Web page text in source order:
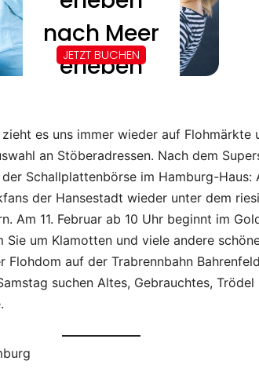
es uns immer wieder auf Flohmärkte
an Stöberadressen. Nach dem
Schallplattenbörse im Hamburg-Haus:
der Hansestadt wieder unter dem
Am 11. Februar ab 10 Uhr beginnt im
um Klamotten und viele andere
Flohdom auf der Trabrennbahn
suchen Altes, Gebrauchtes, Trödel